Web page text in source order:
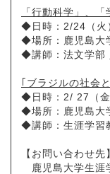
「行動科学」、「
◆日時：2/24（火
◆場所：鹿児島大
◆講師
｢ブラジルの社会
◆日時：2/ 27（
◆場所：鹿児島大
◆講師：生涯学習
【お問い合わせ先】
鹿児島大学生涯